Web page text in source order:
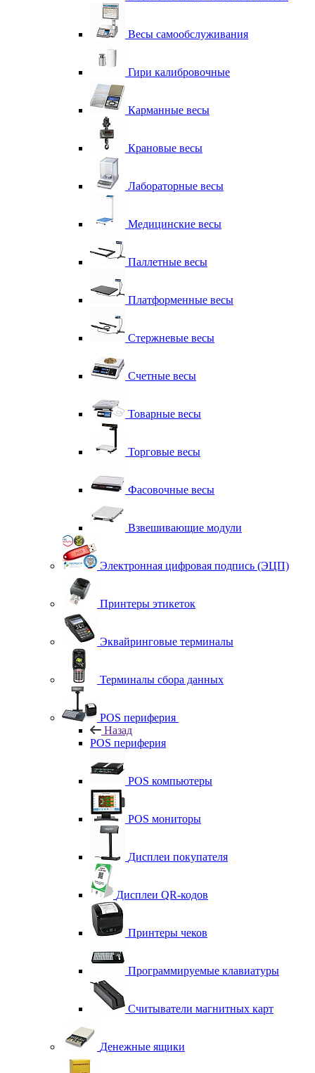
Весы самообслуживания
Гири калибровочные
Карманные весы
Крановые весы
Лабораторные весы
Медицинские весы
Паллетные весы
Платформенные весы
Стержневые весы
Счетные весы
Товарные весы
Торговые весы
Фасовочные весы
Взвешивающие модули
Электронная цифровая подпись (ЭЦП)
Принтеры этикеток
Эквайринговые терминалы
Терминалы сбора данных
POS периферия
Назад
POS периферия
POS компьютеры
POS мониторы
Дисплеи покупателя
Дисплеи QR-кодов
Принтеры чеков
Программируемые клавиатуры
Считыватели магнитных карт
Денежные ящики